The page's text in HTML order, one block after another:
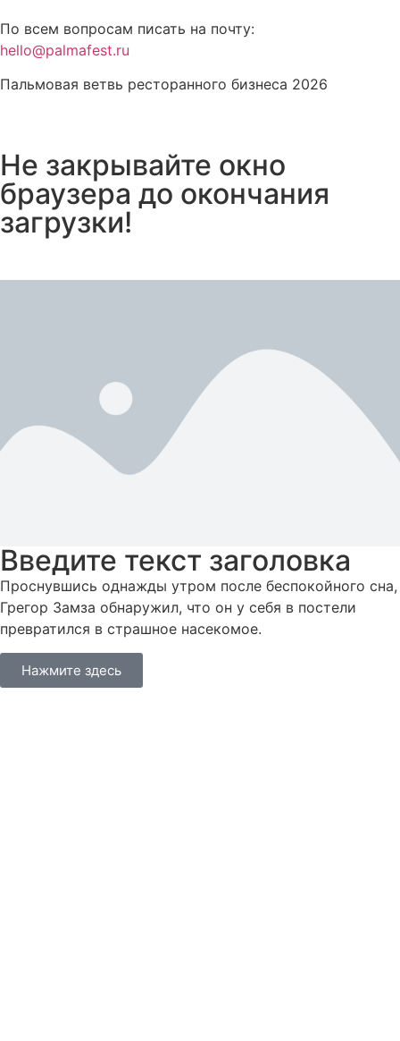
По всем вопросам писать на почту:
hello@palmafest.ru
Пальмовая ветвь ресторанного бизнеса 2026
Не закрывайте окно
браузера до окончания
загрузки!
Введите текст заголовка
Проснувшись однажды утром после беспокойного сна,
Грегор Замза обнаружил, что он у себя в постели
превратился в страшное насекомое.
Нажмите здесь